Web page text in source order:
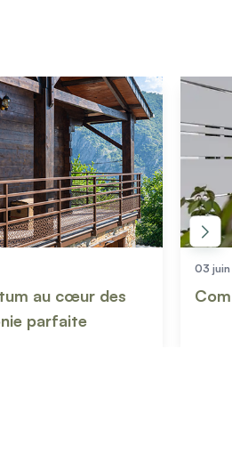
au cœur des
parfaite
03